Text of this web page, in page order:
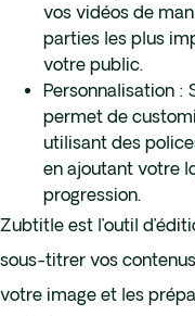
vos vidéos de
parties les plus
votre public.
Personnalisation :
permet de
utilisant des
en ajoutant votre
progression.
Zubtitle est l’outil
sous-titrer vos
votre image et les